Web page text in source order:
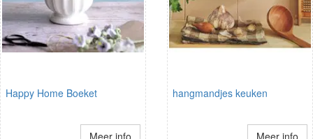
Happy Home Boeket
Meer info
hangmandjes keuken
Meer info